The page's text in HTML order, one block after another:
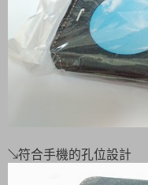
↘符合手機的孔位設計